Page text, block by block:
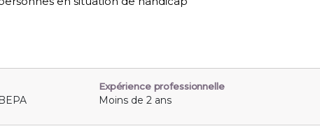
Expérience professionnelle
Moins de 2 ans